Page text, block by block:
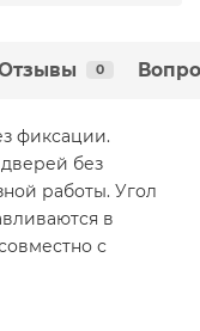
0
фиксации.
без
работы. Угол
в
с